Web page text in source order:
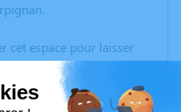
cet espace pour laisser
photos souvenirs, une
à travers des
est un lieu